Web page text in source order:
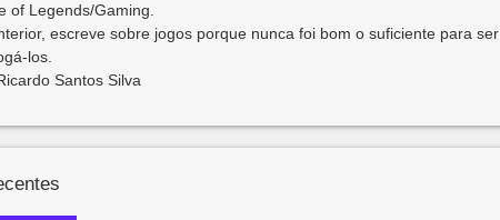
of Legends/Gaming.
escreve sobre jogos porque nunca foi bom o suficiente para ser
los.
Santos Silva